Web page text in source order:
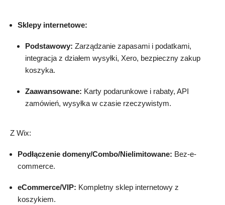
Sklepy internetowe:
Podstawowy: Zarządzanie zapasami i podatkami,
integracja z działem wysyłki, Xero, bezpieczny zakup
koszyka.
Zaawansowane: Karty podarunkowe i rabaty, API
zamówień, wysyłka w czasie rzeczywistym.
Z Wix:
Podłączenie domeny/Combo/Nielimitowane: Bez-e-
commerce.
eCommerce/VIP: Kompletny sklep internetowy z
koszykiem.